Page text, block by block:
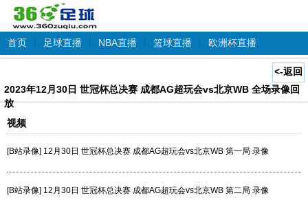
首页 足球直播 NBA直播 篮球直播 欧洲杯直播
<-返回
2023年12月30日 世冠杯总决赛 成都AG超玩会vs北京WB 全场录像回
放
视频
[B站录像] 12月30日 世冠杯总决赛 成都AG超玩会vs北京WB 第一局 录像
[B站录像] 12月30日 世冠杯总决赛 成都AG超玩会vs北京WB 第二局 录像